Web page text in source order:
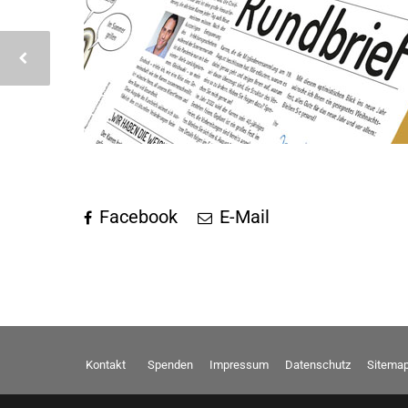
Facebook E-Mail
Kontakt Spenden Impressum Datenschutz